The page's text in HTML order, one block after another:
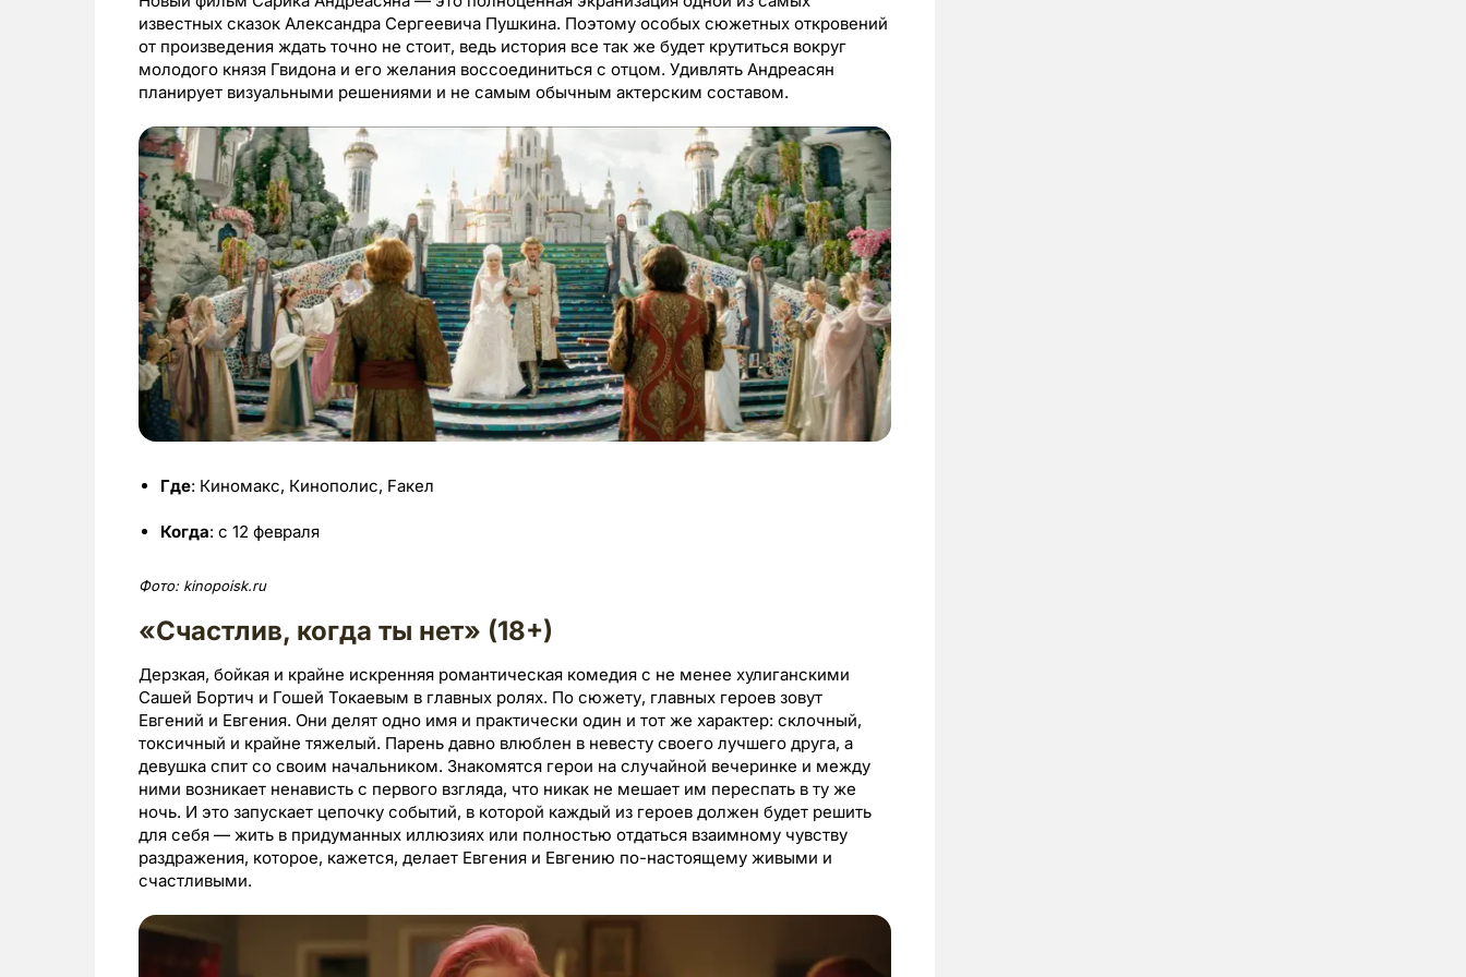
известных сказок Александра Сергеевича Пушкина. Поэтому особых сюжетных откровений
от произведения ждать точно не стоит, ведь история все так же будет крутиться вокруг
молодого князя Гвидона и его желания воссоединиться с отцом. Удивлять Андреасян
планирует визуальными решениями и не самым обычным актерским составом.
Где: Киномакс, Кинополис, Fакел
Когда: с 12 февраля
Фото: kinopoisk.ru
«Счастлив, когда ты нет» (18+)
Дерзкая, бойкая и крайне искренняя романтическая комедия с не менее хулиганскими
Сашей Бортич и Гошей Токаевым в главных ролях. По сюжету, главных героев зовут
Евгений и Евгения. Они делят одно имя и практически один и тот же характер: склочный,
токсичный и крайне тяжелый. Парень давно влюблен в невесту своего лучшего друга, а
девушка спит со своим начальником. Знакомятся герои на случайной вечеринке и между
ними возникает ненависть с первого взгляда, что никак не мешает им переспать в ту же
ночь. И это запускает цепочку событий, в которой каждый из героев должен будет решить
для себя — жить в придуманных иллюзиях или полностью отдаться взаимному чувству
раздражения, которое, кажется, делает Евгения и Евгению по-настоящему живыми и
счастливыми.